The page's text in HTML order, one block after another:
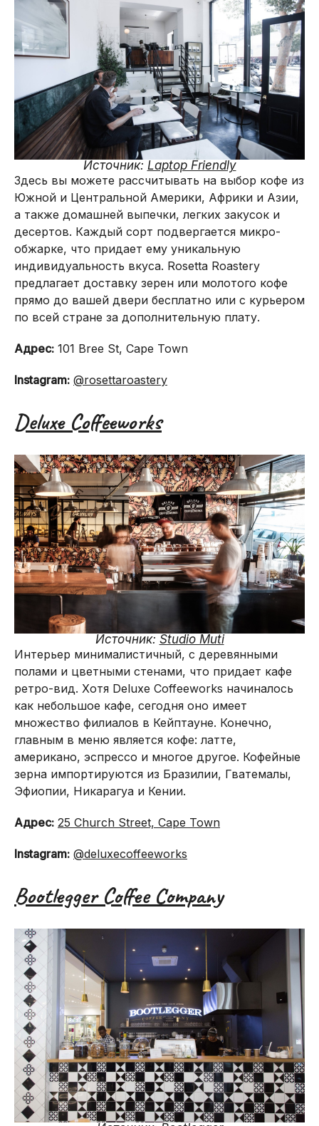
Источник: Laptop Friendly
Здесь вы можете рассчитывать на выбор кофе из
Южной и Центральной Америки, Африки и Азии,
а также домашней выпечки, легких закусок и
десертов. Каждый сорт подвергается микро-
обжарке, что придает ему уникальную
индивидуальность вкуса. Rosetta Roastery
предлагает доставку зерен или молотого кофе
прямо до вашей двери бесплатно или с курьером
по всей стране за дополнительную плату.
Адрес: 101 Bree St, Cape Town
Instagram: @rosettaroastery
Deluxe Coffeeworks
Источник: Studio Muti
Интерьер минималистичный, с деревянными
полами и цветными стенами, что придает кафе
ретро-вид. Хотя Deluxe Coffeeworks начиналось
как небольшое кафе, сегодня оно имеет
множество филиалов в Кейптауне. Конечно,
главным в меню является кофе: латте,
американо, эспрессо и многое другое. Кофейные
зерна импортируются из Бразилии, Гватемалы,
Эфиопии, Никарагуа и Кении.
Адрес: 25 Church Street, Cape Town
Instagram: @deluxecoffeeworks
Bootlegger Coffee Company